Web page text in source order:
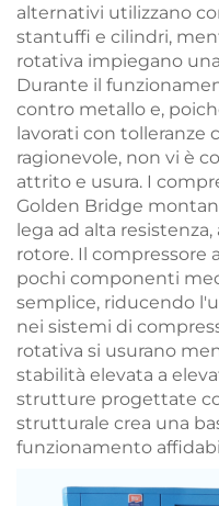
alternativi utilizzano
stantuffi e cilindri,
rotativa impiegano
Durante il
contro metallo e,
lavorati con tolleranze
ragionevole, non vi è
attrito e usura. I
Golden Bridge
lega ad alta
rotore. Il compressore
pochi componenti
semplice, riducendo
nei sistemi di
rotativa si usurano
stabilità elevata a
strutture progettate
strutturale crea una
funzionamento